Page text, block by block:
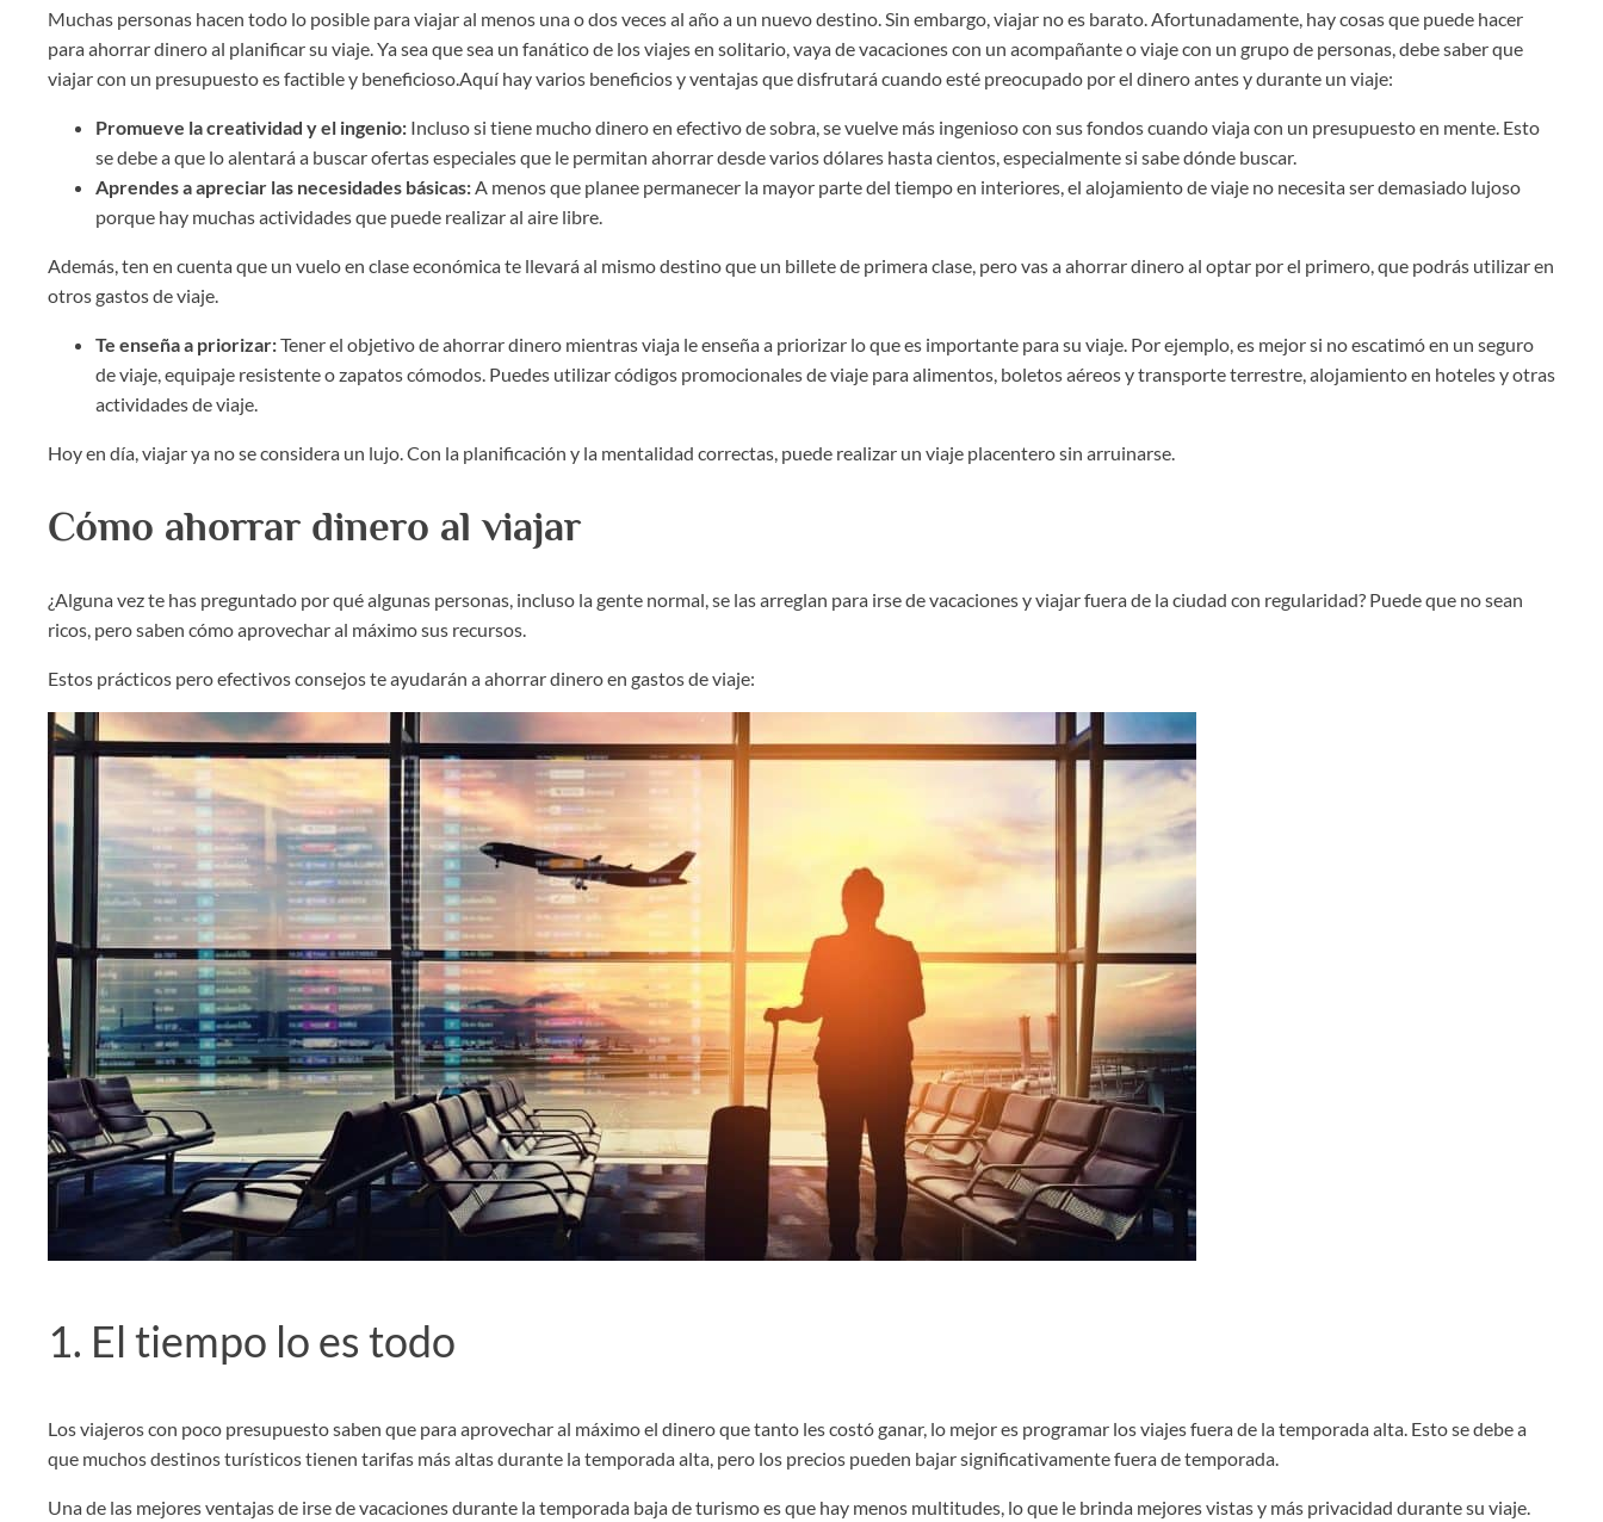
Muchas personas hacen todo lo posible para viajar al menos una o dos veces al año a un nuevo destino. Sin embargo, viajar no es barato. Afortunadamente, hay cosas que puede hacer
para ahorrar dinero al planificar su viaje. Ya sea que sea un fanático de los viajes en solitario, vaya de vacaciones con un acompañante o viaje con un grupo de personas, debe saber que
viajar con un presupuesto es factible y beneficioso.Aquí hay varios beneficios y ventajas que disfrutará cuando esté preocupado por el dinero antes y durante un viaje:
Promueve la creatividad y el ingenio: Incluso si tiene mucho dinero en efectivo de sobra, se vuelve más ingenioso con sus fondos cuando viaja con un presupuesto en mente. Esto
se debe a que lo alentará a buscar ofertas especiales que le permitan ahorrar desde varios dólares hasta cientos, especialmente si sabe dónde buscar.
Aprendes a apreciar las necesidades básicas:A menos que planee permanecer la mayor parte del tiempo en interiores, el alojamiento de viaje no necesita ser demasiado lujoso
porque hay muchas actividades que puede realizar al aire libre.
Además, ten en cuenta que un vuelo en clase económica te llevará al mismo destino que un billete de primera clase, pero vas a ahorrar dinero al optar por el primero, que podrás utilizar en
otros gastos de viaje.
Te enseña a priorizar:Tener el objetivo de ahorrar dinero mientras viaja le enseña a priorizar lo que es importante para su viaje. Por ejemplo, es mejor si no escatimó en un seguro
de viaje, equipaje resistente o zapatos cómodos. Puedes utilizar códigos promocionales de viaje para alimentos, boletos aéreos y transporte terrestre, alojamiento en hoteles y otras
actividades de viaje.
Hoy en día, viajar ya no se considera un lujo. Con la planificación y la mentalidad correctas, puede realizar un viaje placentero sin arruinarse.
Cómo ahorrar dinero al viajar
¿Alguna vez te has preguntado por qué algunas personas, incluso la gente normal, se las arreglan para irse de vacaciones y viajar fuera de la ciudad con regularidad? Puede que no sean
ricos, pero saben cómo aprovechar al máximo sus recursos.
Estos prácticos pero efectivos consejos te ayudarán a ahorrar dinero en gastos de viaje:
1. El tiempo lo es todo
Los viajeros con poco presupuesto saben que para aprovechar al máximo el dinero que tanto les costó ganar, lo mejor es programar los viajes fuera de la temporada alta. Esto se debe a
que muchos destinos turísticos tienen tarifas más altas durante la temporada alta, pero los precios pueden bajar significativamente fuera de temporada.
Una de las mejores ventajas de irse de vacaciones durante la temporada baja de turismo es que hay menos multitudes, lo que le brinda mejores vistas y más privacidad durante su viaje.